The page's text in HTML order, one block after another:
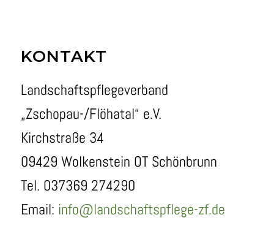
KONTAKT
Landschaftspflegeverband
„Zschopau-/Flöhatal“ e.V.
Kirchstraße 34
09429 Wolkenstein OT Schönbrunn
Tel. 037369 274290
Email: info@landschaftspflege-zf.de